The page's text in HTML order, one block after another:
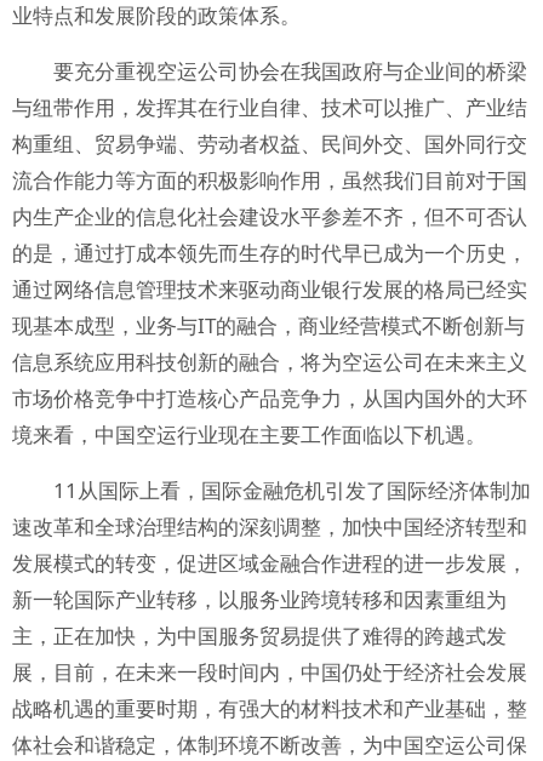
业特点和发展阶段的政策体系。
要充分重视空运公司协会在我国政府与企业间的桥梁
与纽带作用，发挥其在行业自律、技术可以推广、产业结
构重组、贸易争端、劳动者权益、民间外交、国外同行交
流合作能力等方面的积极影响作用，虽然我们目前对于国
内生产企业的信息化社会建设水平参差不齐，但不可否认
的是，通过打成本领先而生存的时代早已成为一个历史，
通过网络信息管理技术来驱动商业银行发展的格局已经实
现基本成型，业务与IT的融合，商业经营模式不断创新与
信息系统应用科技创新的融合，将为空运公司在未来主义
市场价格竞争中打造核心产品竞争力，从国内国外的大环
境来看，中国空运行业现在主要工作面临以下机遇。
11从国际上看，国际金融危机引发了国际经济体制加
速改革和全球治理结构的深刻调整，加快中国经济转型和
发展模式的转变，促进区域金融合作进程的进一步发展，
新一轮国际产业转移，以服务业跨境转移和因素重组为
主，正在加快，为中国服务贸易提供了难得的跨越式发
展，目前，在未来一段时间内，中国仍处于经济社会发展
战略机遇的重要时期，有强大的材料技术和产业基础，整
体社会和谐稳定，体制环境不断改善，为中国空运公司保